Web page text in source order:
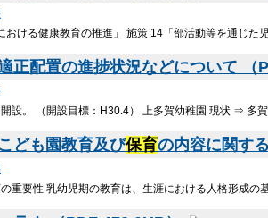
おける健康教育の推進」 施策 14「部活動等を通じた
正配置の進捗状況などについて （
設。 （開設目標：H30.4） 上多賀幼稚園 現状 ⇒ 多
ども園教育及び保育の内容に関す
重要性 乳幼児期の教育は、生涯における人格形成